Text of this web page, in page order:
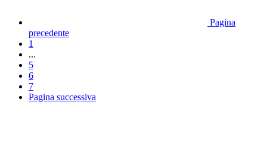
Pagina
precedente
1
...
5
6
7
Pagina successiva